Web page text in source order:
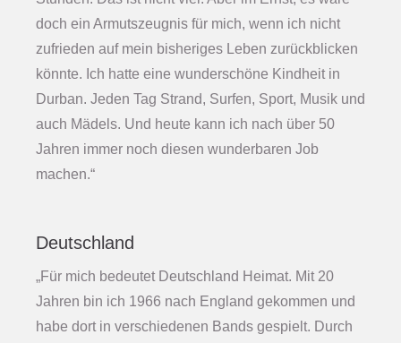
doch ein Armutszeugnis für mich, wenn ich nicht
zufrieden auf mein bisheriges Leben zurückblicken
könnte. Ich hatte eine wunderschöne Kindheit in
Durban. Jeden Tag Strand, Surfen, Sport, Musik und
auch Mädels. Und heute kann ich nach über 50
Jahren immer noch diesen wunderbaren Job
machen.“
Deutschland
„Für mich bedeutet Deutschland Heimat. Mit 20
Jahren bin ich 1966 nach England gekommen und
habe dort in verschiedenen Bands gespielt. Durch